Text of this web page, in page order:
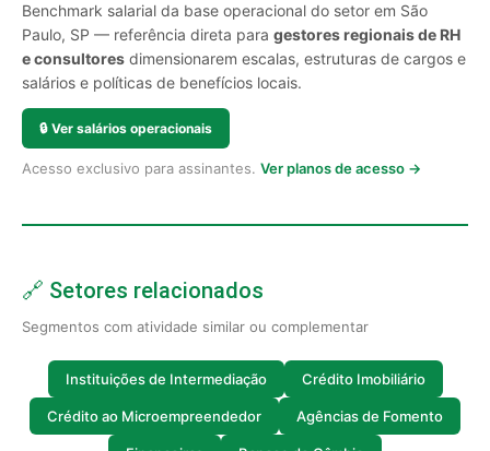
Benchmark salarial da base operacional do setor em São
Paulo, SP — referência direta para gestores regionais de RH
e consultores dimensionarem escalas, estruturas de cargos e
salários e políticas de benefícios locais.
🔒 Ver salários operacionais
Acesso exclusivo para assinantes. Ver planos de acesso →
🔗 Setores relacionados
Segmentos com atividade similar ou complementar
Instituições de Intermediação Crédito Imobiliário
Crédito ao Microempreendedor Agências de Fomento